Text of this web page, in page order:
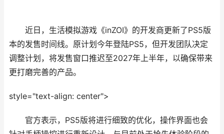
近日，生活模拟游戏《inZOI》的开发商更新了PS5版
本的发售时间线。原计划今年登陆PS5，但开发团队决定
调整计划，将发售窗口推迟至2027年上半年，以确保带来
更打磨完善的产品。
style="text-align: center">
官方表示，PS5版将进行细致的优化，操作界面也会